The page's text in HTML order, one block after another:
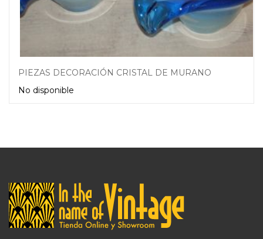
PIEZAS DECORACIÓN CRISTAL DE MURANO
No disponible